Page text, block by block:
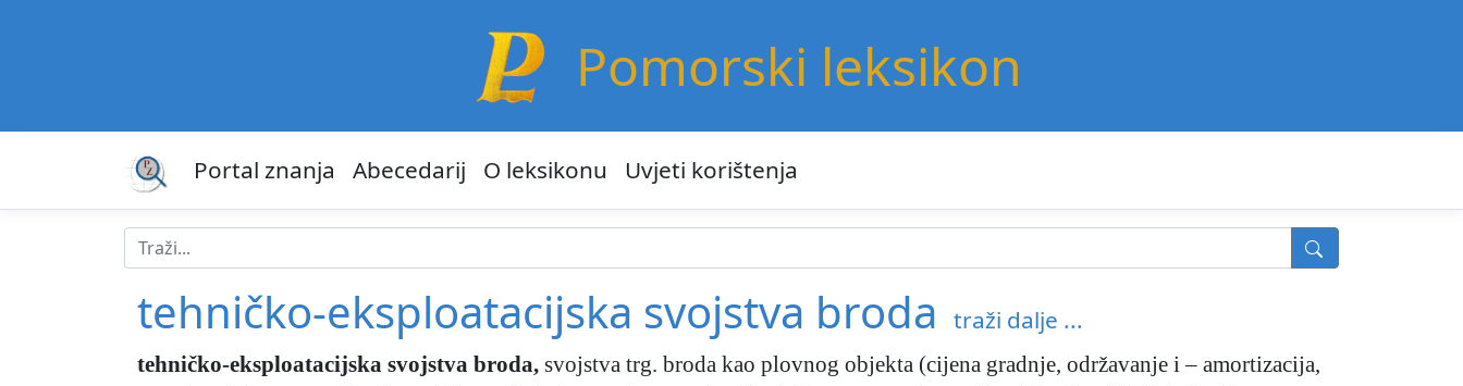
Pomorski leksikon
Portal znanja Abecedarij O leksikonu Uvjeti korištenja
tehničko-eksploatacijska svojstva broda traži dalje ...
tehničko-eksploatacijska svojstva broda, svojstva trg. broda kao plovnog objekta (cijena gradnje, održavanje i – amortizacija,